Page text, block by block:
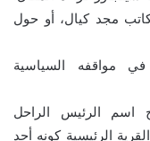
مجد كيال، أو حول
مواقفه السياسية
الرئيس الراحل
الرئيسية كونه أحد